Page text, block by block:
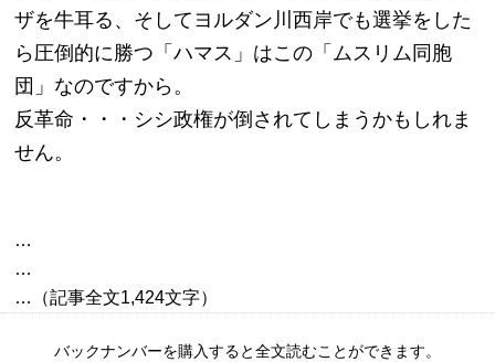
ザを牛耳る、そしてヨルダン川西岸でも選挙をした
ら圧倒的に勝つ「ハマス」はこの「ムスリム同胞
団」なのですから。
反革命・・・シシ政権が倒されてしまうかもしれま
せん。
…
…
バックナンバーを購入すると全文読むことができます。